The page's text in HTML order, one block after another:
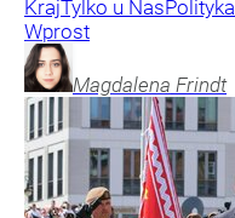
KrajTylko u NasPolityka
Wprost
Magdalena Frindt